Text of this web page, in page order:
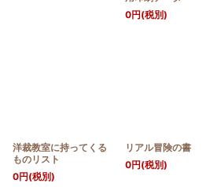
0円(税別)
洋裁教室に持ってくる
ものリスト
0円(税別)
リアル冒険の書
0円(税別)